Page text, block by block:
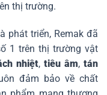
thị trường.
phát triển, Remak đã
1 trên thị trường vật
nhiệt, tiêu âm, tán
đảm bảo về chất